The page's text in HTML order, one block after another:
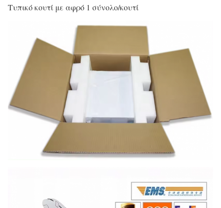
Τυπικό κουτί με αφρό 1 σύνολο/κουτί